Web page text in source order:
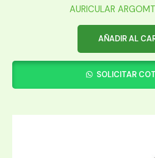
AURICULAR
AÑADIR AL
SOLICITAR